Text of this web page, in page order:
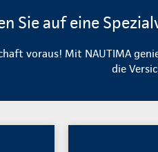
Sie auf eine
voraus! Mit NAUTIMA
die